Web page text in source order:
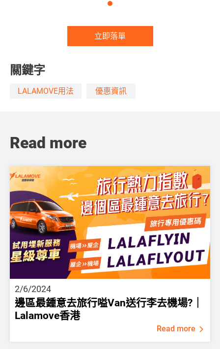
立即落單
關鍵字
LALAMOVE用法 優惠資訊
Read more
2/6/2024
邊區最鍾意去旅行嗌Van送行李去機場?｜
Lalamove香港
Read more